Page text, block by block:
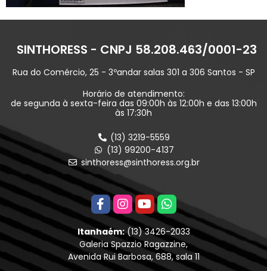
SINTHORESS - CNPJ 58.208.463/0001-23
Rua do Comércio, 25 - 3ºandar salas 301 a 306 Santos - SP
Horário de atendimento:
de segunda à sexta-feira das 09:00h às 12:00h e das 13:00h
às 17:30h
(13) 3219-5559
(13) 99200-4137
sinthoress@sinthoress.org.br
Itanhaém:(13) 3426-2033
Galeria Spazzio Ragazzine,
Avenida Rui Barbosa, 688, sala 11